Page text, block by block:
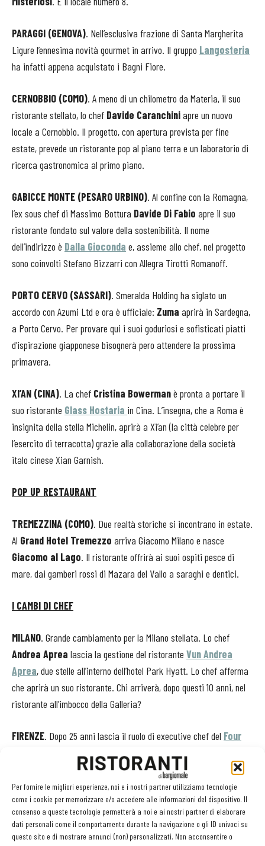
Per fornire le migliori esperienze, noi e i nostri partner utilizziamo tecnologie
come i cookie per memorizzare e/o accedere alle informazioni del dispositivo. Il
consenso a queste tecnologie permetterà a noi e ai nostri partner di elaborare
dati personali come il comportamento durante la navigazione o gli ID univoci su
questo sito e di mostrare annunci (non) personalizzati. Non acconsentire o
PARAGGI (GENOVA). Nell’esclusiva frazione di Santa Margherita
Ligure l’ennesima novità gourmet in arrivo. Il gruppo Langosteria
ha infatti appena acquistato i Bagni Fiore.
CERNOBBIO (COMO). A meno di un chilometro da Materia, il suo
ristorante stellato, lo chef Davide Caranchiniapre un nuovo
locale a Cernobbio. Il progetto, con apertura prevista per fine
estate, prevede un ristorante pop al piano terra e un laboratorio di
ricerca gastronomica al primo piano.
GABICCE MONTE (PESARO URBINO). Al confine con la Romagna,
l’ex sous chef di Massimo Bottura Davide Di Fabio apre il suo
ristorante fondato sul valore della sostenibilità. Il nome
dell’indirizzo è Dalla Gioconda e, assieme allo chef, nel progetto
sono coinvolti Stefano Bizzarri con Allegra Tirotti Romanoff.
PORTO CERVO (SASSARI). Smeralda Holding ha siglato un
accordo con Azumi Ltd e ora è ufficiale: Zuma aprirà in Sardegna,
a Porto Cervo. Per provare qui i suoi goduriosi e sofisticati piatti
d’ispirazione giapponese bisognerà pero attendere la prossima
primavera.
XI’AN (CINA). La chef Cristina Bowermanè pronta a portare il
suo ristorante Glass Hostaria in Cina. L’insegna, che a Roma è
insignita della stella Michelin, aprirà a Xi’an (la città celebre per
l’esercito di terracotta) grazie alla collaborazione della società
italo cinese Xian Garnish.
POP UP RESTAURANT
TREMEZZINA (COMO). Due realtà storiche si incontrano in estate.
Al Grand Hotel Tremezzo arriva Giacomo Milano e nasce
Giacomo al Lago. Il ristorante offrirà ai suoi ospiti pesce di
mare, dai gamberi rossi di Mazara del Vallo a saraghi e dentici.
I CAMBI DI CHEF
MILANO. Grande cambiamento per la Milano stellata. Lo chef
Andrea Aprea lascia la gestione del ristorante Vun Andrea
Aprea, due stelle all’interno dell’hotel Park Hyatt. Lo chef afferma
che aprirà un suo ristorante. Chi arriverà, dopo questi 10 anni, nel
ristorante all’imbocco della Galleria?
FIRENZE. Dopo 25 anni lascia il ruolo di executive chef del Four
insegna che porterà il suo nome.
TORINO. Riapre ilCannavacciuolo Bistrotdi Torino per la
stagione estiva, con il suo dehors privato. Ma non è certo l’unica
novità: qui è appena arrivato l’executive chef Emin Haziri.